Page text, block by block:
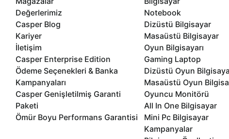
Değerlerimiz
Casper Blog
Kariyer
İletişim
Casper Enterprise Edition
Ödeme Seçenekleri & Banka
Kampanyaları
Casper Genişletilmiş Garanti
Paketi
Ömür Boyu Performans Garantisi
Notebook
Dizüstü Bilgisayar
Masaüstü Bilgisayar
Oyun Bilgisayarı
Gaming Laptop
Dizüstü Oyun
Masaüstü Oyun
Oyuncu Monitörü
All In One Bilgisayar
Mini Pc Bilgisayar
Kampanyalar